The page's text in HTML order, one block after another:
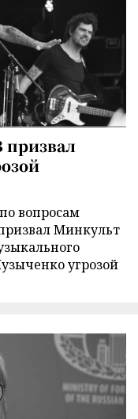
призвал
вопросам
Минкульт
угрозой